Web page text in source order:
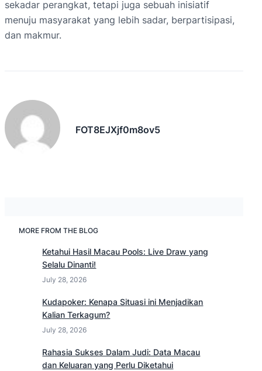
sekadar perangkat, tetapi juga sebuah inisiatif
menuju masyarakat yang lebih sadar, berpartisipasi,
dan makmur.
FOT8EJXjf0m8ov5
MORE FROM THE BLOG
Ketahui Hasil Macau Pools: Live Draw yang
Selalu Dinanti!
July 28, 2026
Kudapoker: Kenapa Situasi ini Menjadikan
Kalian Terkagum?
July 28, 2026
Rahasia Sukses Dalam Judi: Data Macau
dan Keluaran yang Perlu Diketahui